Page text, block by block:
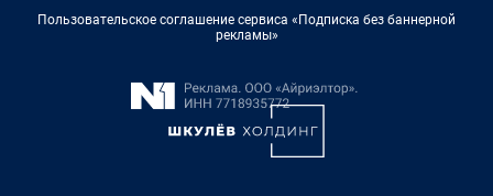
Пользовательское соглашение сервиса «Подписка без баннерной
рекламы»